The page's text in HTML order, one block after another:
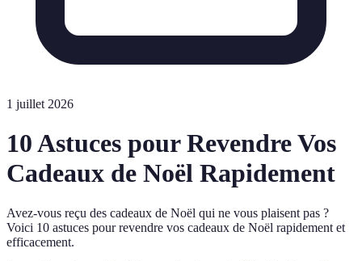
1 juillet 2026
10 Astuces pour Revendre Vos
Cadeaux de Noël Rapidement
Avez-vous reçu des cadeaux de Noël qui ne vous plaisent pas ?
Voici 10 astuces pour revendre vos cadeaux de Noël rapidement et
efficacement.